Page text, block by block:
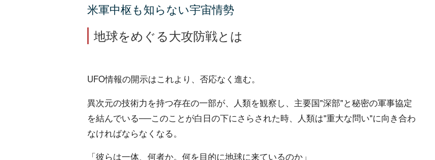
米軍中枢も知らない宇宙情勢
地球をめぐる大攻防戦とは
UFO情報の開示はこれより、否応なく進む。
異次元の技術力を持つ存在の一部が、人類を観察し、主要国"深部"と秘密の軍事協定
を結んでいる──このことが白日の下にさらされた時、人類は"重大な問い"に向き合わ
なければならなくなる。
「彼らは一体、何者か。何を目的に地球に来ているのか」